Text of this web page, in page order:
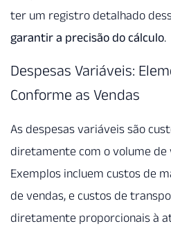
ter um registro detalhado
garantir a precisão do cálculo.
Despesas Variáveis:
Conforme as Vendas
As despesas variáveis são
diretamente com o volume de
Exemplos incluem custos de
de vendas, e custos de
diretamente proporcionais à